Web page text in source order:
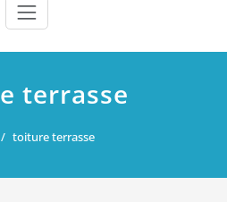
terrasse
toiture terrasse